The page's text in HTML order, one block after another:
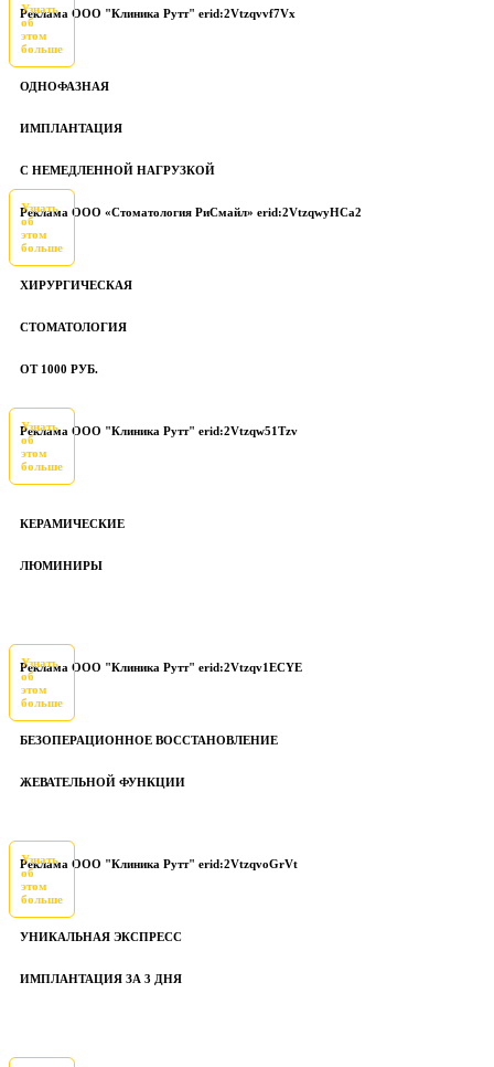
Реклама ООО "Клиника Рутт" erid:2Vtzqvvf7Vx
Узнать
об
этом
больше
ОДНОФАЗНАЯ
ИМПЛАНТАЦИЯ
С НЕМЕДЛЕННОЙ НАГРУЗКОЙ
Реклама ООО «Стоматология РиСмайл» erid:2VtzqwyHCa2
Узнать
об
этом
больше
ХИРУРГИЧЕСКАЯ
СТОМАТОЛОГИЯ
ОТ 1000 РУБ.
Реклама ООО "Клиника Рутт" erid:2Vtzqw51Tzv
Узнать
об
этом
больше
КЕРАМИЧЕСКИЕ
ЛЮМИНИРЫ
Реклама ООО "Клиника Рутт" erid:2Vtzqv1ECYE
Узнать
об
этом
больше
БЕЗОПЕРАЦИОННОЕ ВОССТАНОВЛЕНИЕ
ЖЕВАТЕЛЬНОЙ ФУНКЦИИ
Реклама ООО "Клиника Рутт" erid:2VtzqvoGrVt
Узнать
об
этом
больше
УНИКАЛЬНАЯ ЭКСПРЕСС
ИМПЛАНТАЦИЯ ЗА 3 ДНЯ